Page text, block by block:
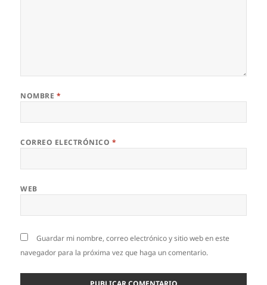
NOMBRE *
CORREO ELECTRÓNICO *
WEB
Guardar mi nombre, correo electrónico y sitio web en este
navegador para la próxima vez que haga un comentario.